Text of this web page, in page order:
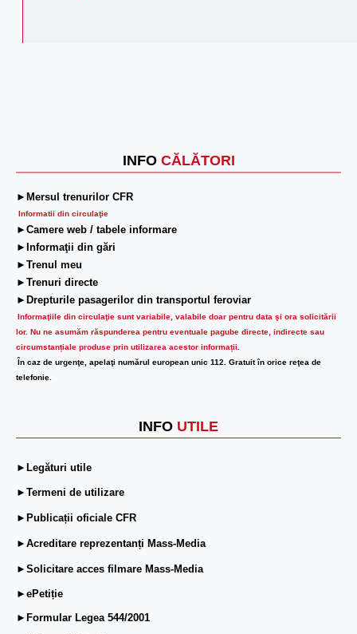
INFO CĂLĂTORI
►Mersul trenurilor CFR
Informatii din circulaţie
►Camere web / tabele informare
►Informaţii din gări
►Trenul meu
►Trenuri directe
►Drepturile pasagerilor din transportul feroviar
Informaţiile din circulaţie sunt variabile, valabile doar pentru data şi ora solicitării
lor. Nu ne asumăm răspunderea pentru eventuale pagube directe, indirecte sau
circumstanțiale produse prin utilizarea acestor informații.
În caz de urgenţe, apelaţi numărul european unic 112. Gratuit în orice reţea de
telefonie.
INFO UTILE
►Legături utile
►Termeni de utilizare
►Publicații oficiale CFR
►Acreditare reprezentanți Mass-Media
►Solicitare acces filmare Mass-Media
►ePetiție
►Formular Legea 544/2001